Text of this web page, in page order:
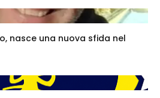
nasce una nuova sfida nel